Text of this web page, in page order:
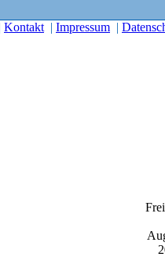
Kontakt | Impressum |